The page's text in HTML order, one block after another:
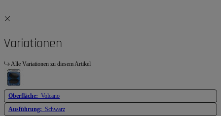
Variationen
Alle Variationen zu diesem Artikel
Oberfläche: Volcano
Ausführung: Schwarz